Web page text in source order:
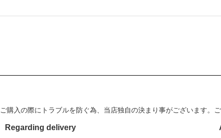
ご購入の際にトラブルを防ぐ為、当店独自の決まり事がございます。
Regarding delivery